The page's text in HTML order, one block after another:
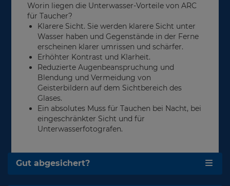
Worin liegen die Unterwasser-Vorteile von ARC
für Taucher?
Klarere Sicht. Sie werden klarere Sicht unter
Wasser haben und Gegenstände in der Ferne
erscheinen klarer umrissen und schärfer.
Erhöhter Kontrast und Klarheit.
Reduzierte Augenbeanspruchung und
Blendung und Vermeidung von
Geisterbildern auf dem Sichtbereich des
Glases.
Ein absolutes Muss für Tauchen bei Nacht, bei
eingeschränkter Sicht und für
Unterwasserfotografen.
Gut abgesichert?